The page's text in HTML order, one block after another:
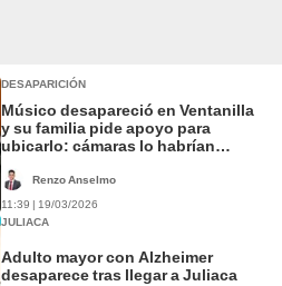
DESAPARICIÓN
Músico desapareció en Ventanilla
y su familia pide apoyo para
ubicarlo: cámaras lo habrían
Renzo Anselmo
11:39 | 19/03/2026
JULIACA
Adulto mayor con Alzheimer
desaparece tras llegar a Juliaca